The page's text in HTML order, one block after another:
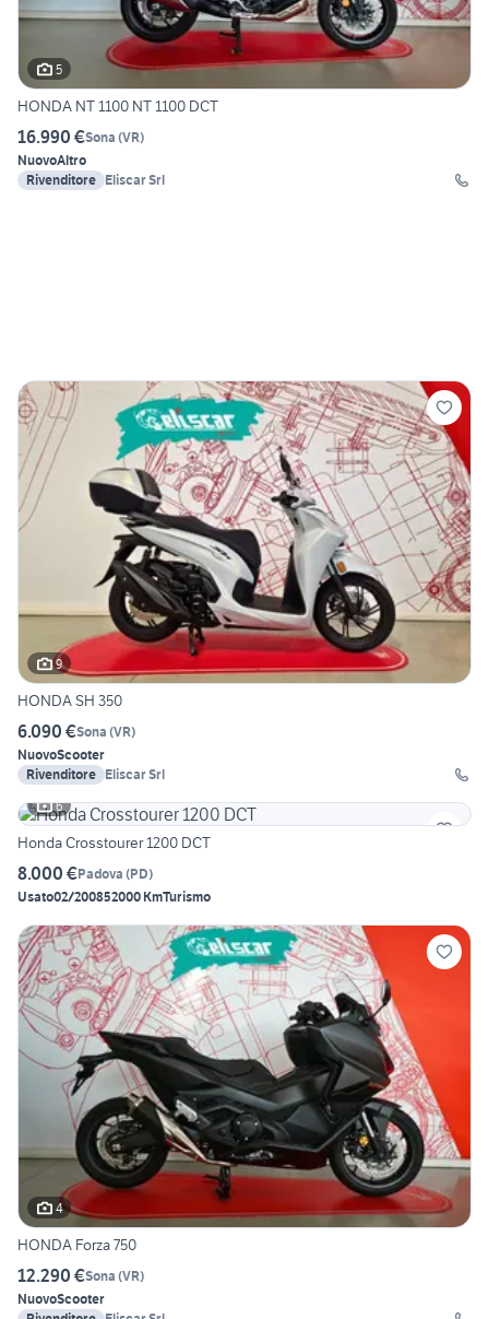
5
HONDA NT 1100 NT 1100 DCT
16.990 €Sona (VR)
NuovoAltro
Rivenditore Eliscar Srl
9
HONDA SH 350
6.090 €Sona (VR)
NuovoScooter
Rivenditore Eliscar Srl
6
Honda Crosstourer 1200 DCT
8.000 €Padova (PD)
Usato02/200852000 KmTurismo
4
HONDA Forza 750
12.290 €Sona (VR)
NuovoScooter